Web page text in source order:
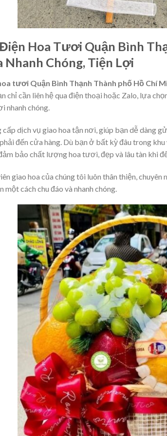
Hoa Tươi Quận Bình
Nhanh Chóng, Tiện Lợi
tươi Quận Bình Thạnh Thành phố Hồ Chí
chỉ cần liên hệ qua điện thoại hoặc Zalo, lựa
nhanh chóng.
cấp dịch vụ giao hoa tận nơi, giúp bạn dễ dàng
đến cửa hàng. Dù bạn ở bất kỳ đâu trong
bảo chất lượng hoa tươi, đẹp và lâu tàn khi
giao hoa của chúng tôi luôn thân thiện,
cách chu đáo và nhanh chóng.